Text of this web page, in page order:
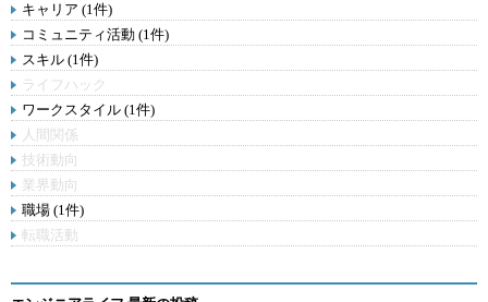
キャリア (1件)
コミュニティ活動 (1件)
スキル (1件)
ライフハック
ワークスタイル (1件)
人間関係
技術動向
業界動向
職場 (1件)
転職活動